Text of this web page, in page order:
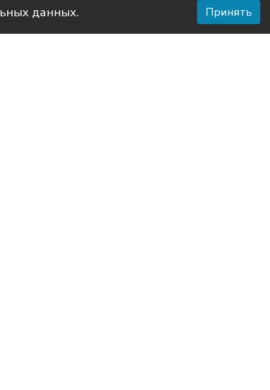
данных. Принять